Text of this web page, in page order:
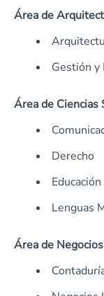
Área de
Gestión
Área de Ciencias
Derecho
Educación
Lenguas
Área de Negocios